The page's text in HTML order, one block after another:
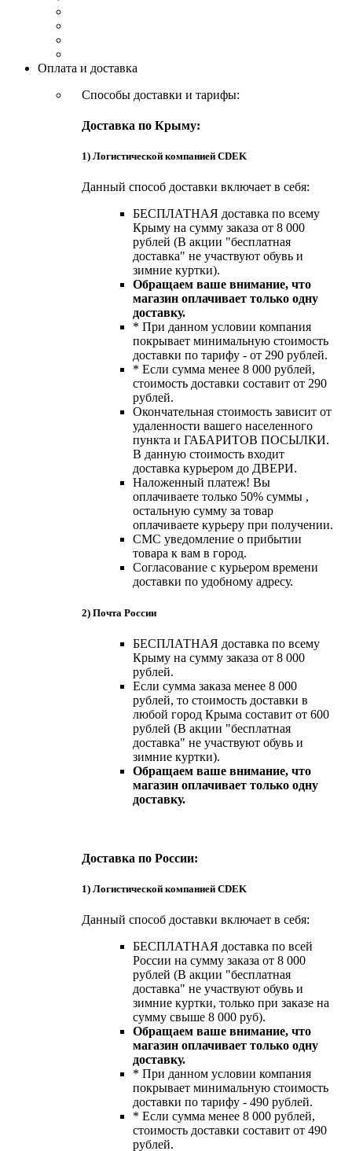
Оплата и доставка
Способы доставки и тарифы:
Доставка по Крыму:
1) Логистической компанией CDEK
Данный способ доставки включает в себя:
БЕСПЛАТНАЯ доставка по всему
Крыму на сумму заказа от 8 000
рублей (В акции "бесплатная
доставка" не участвуют обувь и
зимние куртки).
Обращаем ваше внимание, что
магазин оплачивает только одну
доставку.
* При данном условии компания
покрывает минимальную стоимость
доставки по тарифу - от 290 рублей.
* Если сумма менее 8 000 рублей,
стоимость доставки составит от 290
рублей.
Окончательная стоимость зависит от
удаленности вашего населенного
пункта и ГАБАРИТОВ ПОСЫЛКИ.
В данную стоимость входит
доставка курьером до ДВЕРИ.
Наложенный платеж! Вы
оплачиваете только 50% суммы ,
остальную сумму за товар
оплачиваете курьеру при получении.
СМС уведомление о прибытии
товара к вам в город.
Согласование с курьером времени
доставки по удобному адресу.
2) Почта России
БЕСПЛАТНАЯ доставка по всему
Крыму на сумму заказа от 8 000
рублей.
Если сумма заказа менее 8 000
рублей, то стоимость доставки в
любой город Крыма составит от 600
рублей (В акции "бесплатная
доставка" не участвуют обувь и
зимние куртки).
Обращаем ваше внимание, что
магазин оплачивает только одну
доставку.
Доставка по России:
1) Логистической компанией CDEK
Данный способ доставки включает в себя:
БЕСПЛАТНАЯ доставка по всей
России на сумму заказа от 8 000
рублей (В акции "бесплатная
доставка" не участвуют обувь и
зимние куртки, только при заказе на
сумму свыше 8 000 руб).
Обращаем ваше внимание, что
магазин оплачивает только одну
доставку.
* При данном условии компания
покрывает минимальную стоимость
доставки по тарифу - 490 рублей.
* Если сумма менее 8 000 рублей,
стоимость доставки составит от 490
рублей.